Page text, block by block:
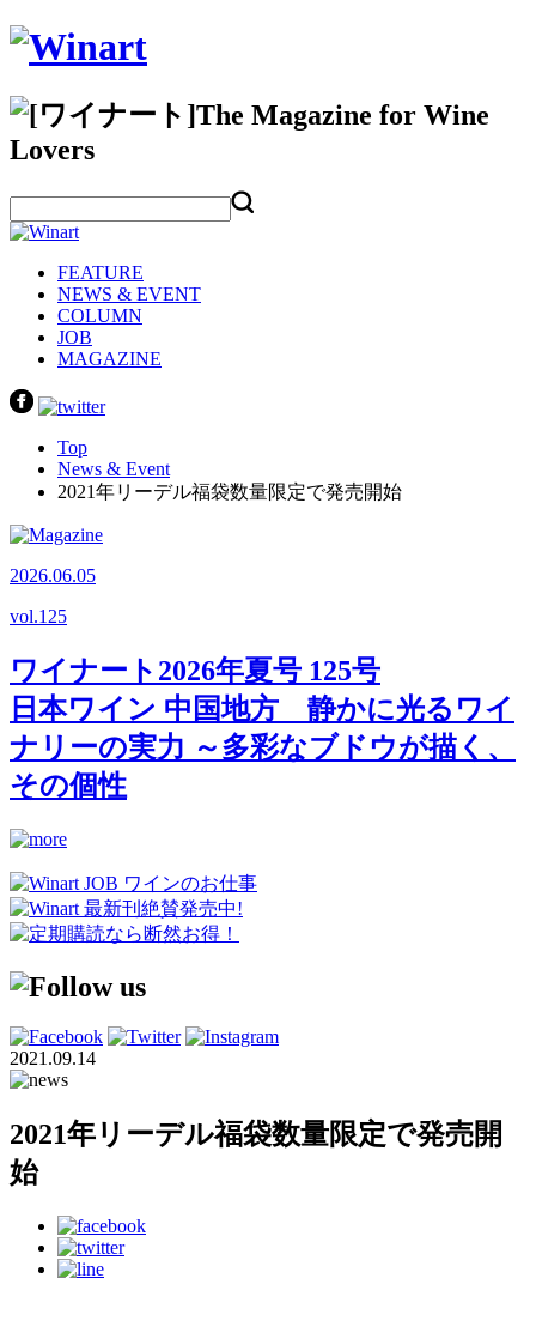
FEATURE
NEWS & EVENT
COLUMN
JOB
MAGAZINE
Top
News & Event
2021年リーデル福袋数量限定で発売開始
2026.06.05
vol.125
ワイナート2026年夏号 125号
日本ワイン 中国地方 静かに光るワイ
ナリーの実力 ～多彩なブドウが描く、
その個性
2021.09.14
2021年リーデル福袋数量限定で発売開
始